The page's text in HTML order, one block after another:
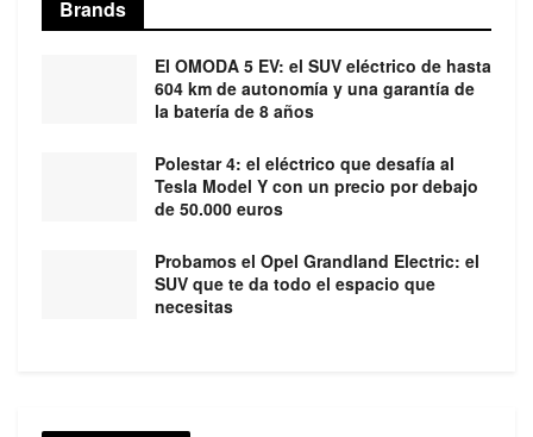
Brands
El OMODA 5 EV: el SUV eléctrico de hasta
604 km de autonomía y una garantía de
la batería de 8 años
Polestar 4: el eléctrico que desafía al
Tesla Model Y con un precio por debajo
de 50.000 euros
Probamos el Opel Grandland Electric: el
SUV que te da todo el espacio que
necesitas